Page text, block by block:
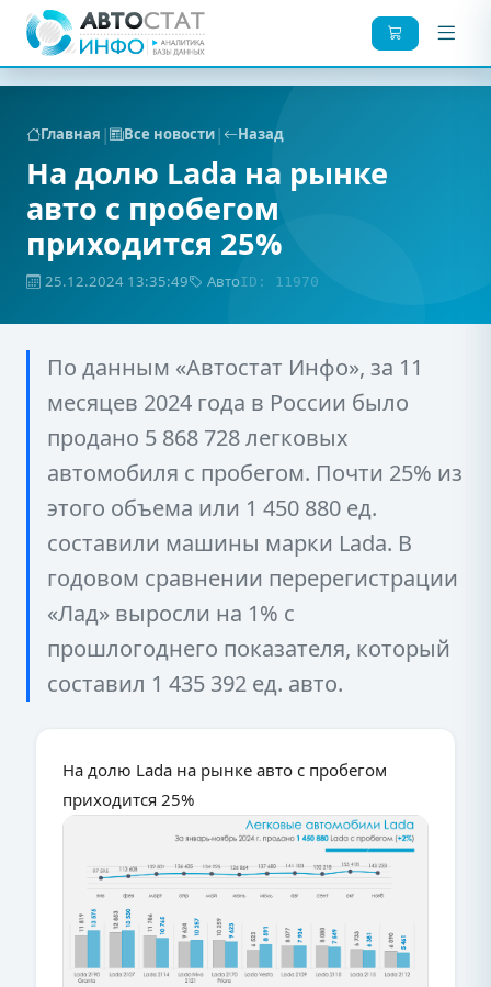
Главная | Все новости| Назад
На долю Lada на рынке
авто с пробегом
приходится 25%
25.12.2024 13:35:49 АвтоID: 11970
По данным «Автостат Инфо», за 11
месяцев 2024 года в России было
продано 5 868 728 легковых
автомобиля с пробегом. Почти 25% из
этого объема или 1 450 880 ед.
составили машины марки Lada. В
годовом сравнении перерегистрации
«Лад» выросли на 1% с
прошлогоднего показателя, который
составил 1 435 392 ед. авто.
На долю Lada на рынке авто с пробегом
приходится 25%